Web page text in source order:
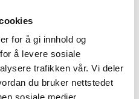
for å gi innhold og
å levere sosiale
trafikken vår. Vi deler
du bruker nettstedet
og var klare på
står fortsatt ved
og usikre
krisene ser ut til å